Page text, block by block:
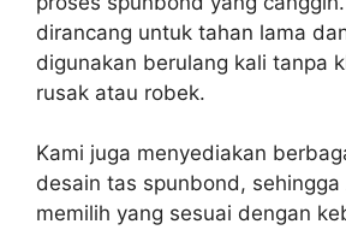
dirancang untuk tahan lama
digunakan berulang kali tanpa
rusak atau robek.
Kami juga menyediakan
desain tas spunbond,
memilih yang sesuai dengan